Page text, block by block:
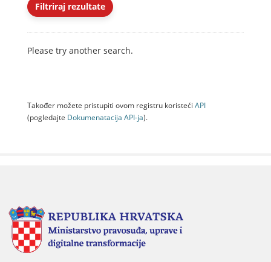
Filtriraj rezultate
Please try another search.
Također možete pristupiti ovom registru koristeći API
(pogledajte Dokumenаtаcijа API-jа).